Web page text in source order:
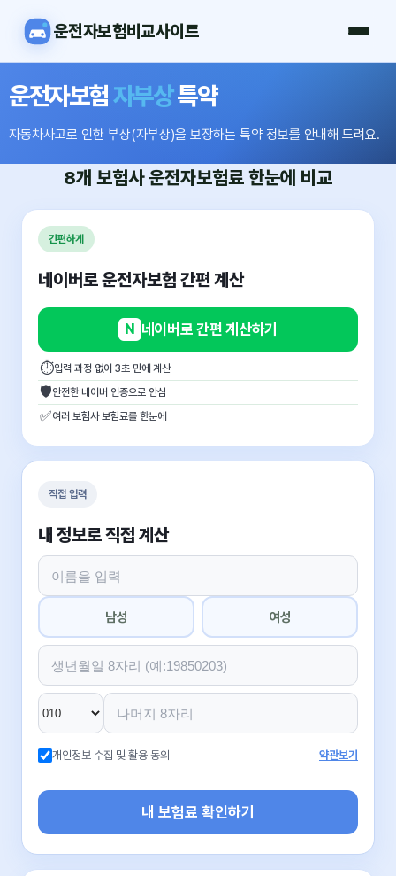
운전자보험비교사이트
운전자보험자부상특약
자동차사고로 인한 부상(자부상)을 보장하는 특약 정보를 안내해 드려요.
8개 보험사운전자보험료 한눈에 비교
간편하게
네이버로 운전자보험 간편 계산
N 네이버로 간편 계산하기
⏱입력 과정 없이 3초 만에 계산
🛡안전한 네이버 인증으로 안심
✅여러 보험사 보험료를 한눈에
직접 입력
내 정보로 직접 계산
남성 여성
개인정보 수집 및 활용 동의 약관보기
내 보험료 확인하기